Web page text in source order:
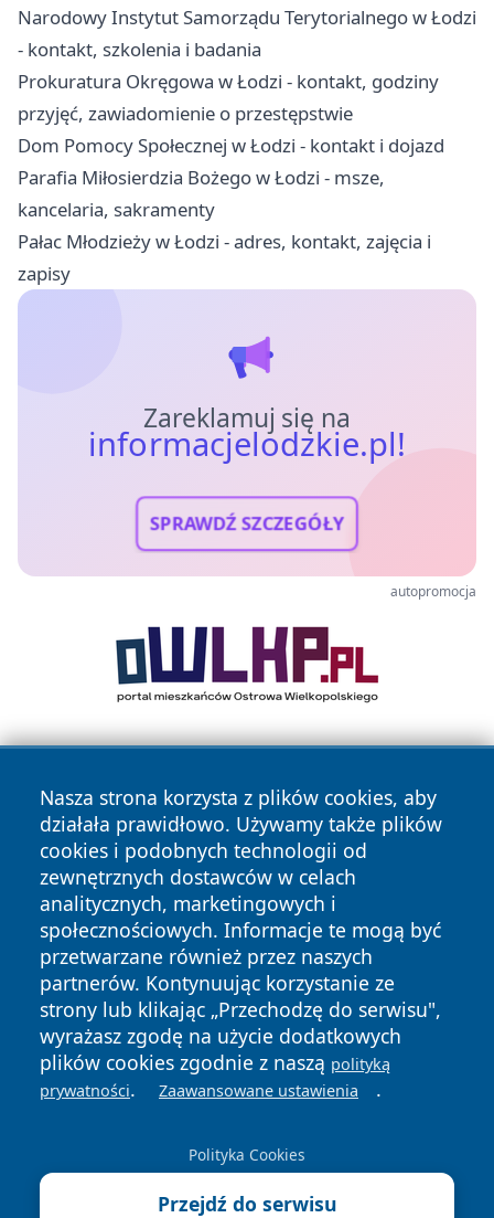
Narodowy Instytut Samorządu Terytorialnego w Łodzi
- kontakt, szkolenia i badania
Prokuratura Okręgowa w Łodzi - kontakt, godziny
przyjęć, zawiadomienie o przestępstwie
Dom Pomocy Społecznej w Łodzi - kontakt i dojazd
Parafia Miłosierdzia Bożego w Łodzi - msze,
kancelaria, sakramenty
Pałac Młodzieży w Łodzi - adres, kontakt, zajęcia i
zapisy
Zareklamuj się na
informacjelodzkie.pl!
SPRAWDŹ SZCZEGÓŁY
autopromocja
Nasza strona korzysta z plików cookies, aby
działała prawidłowo. Używamy także plików
cookies i podobnych technologii od
zewnętrznych dostawców w celach
analitycznych, marketingowych i
społecznościowych. Informacje te mogą być
przetwarzane również przez naszych
partnerów. Kontynuując korzystanie ze
strony lub klikając „Przechodzę do serwisu",
wyrażasz zgodę na użycie dodatkowych
plików cookies zgodnie z naszą polityką
prywatności. Zaawansowane ustawienia .
Polityka Cookies
Przejdź do serwisu
Copyright © 2026 informacjelodzkie.pl Wszystkie prawa
zastrzeżone.
News Autorzy
Polityka
Prywatności
Polityka
Cookies